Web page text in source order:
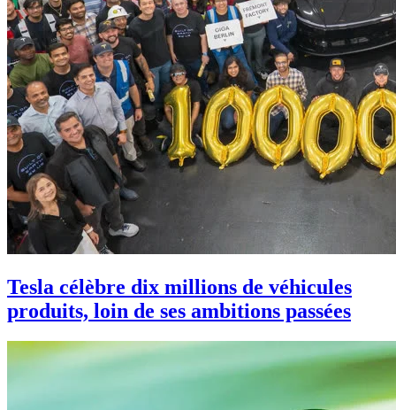
Tesla célèbre dix millions de véhicules
produits, loin de ses ambitions passées